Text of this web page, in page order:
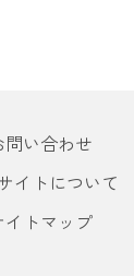
問い合わせ
イトについて
イトマップ